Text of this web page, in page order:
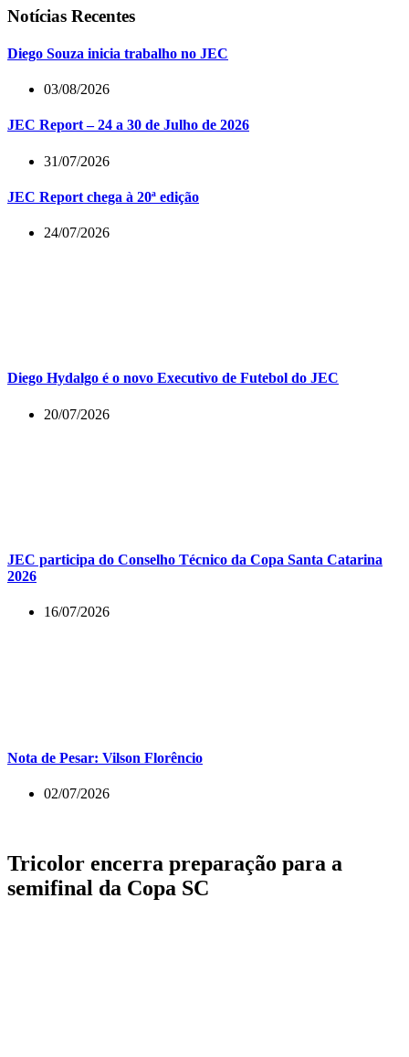
Notícias Recentes
Diego Souza inicia trabalho no JEC
03/08/2026
JEC Report – 24 a 30 de Julho de 2026
31/07/2026
JEC Report chega à 20ª edição
24/07/2026
Diego Hydalgo é o novo Executivo de Futebol do JEC
20/07/2026
JEC participa do Conselho Técnico da Copa Santa Catarina
2026
16/07/2026
Nota de Pesar: Vilson Florêncio
02/07/2026
Tricolor encerra preparação para a
semifinal da Copa SC